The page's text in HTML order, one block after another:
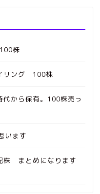
株
リング 100株
から保有。100株売っ
います
株 まとめになります